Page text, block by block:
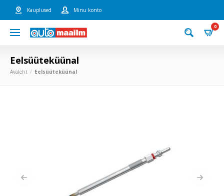
Kauplused Minu konto
0
Eelsüüteküünal
Avaleht Eelsüüteküünal